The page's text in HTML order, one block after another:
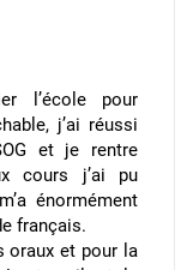
l’école pour
j’ai réussi
et je rentre
cours j’ai pu
énormément
français.
oraux et pour la